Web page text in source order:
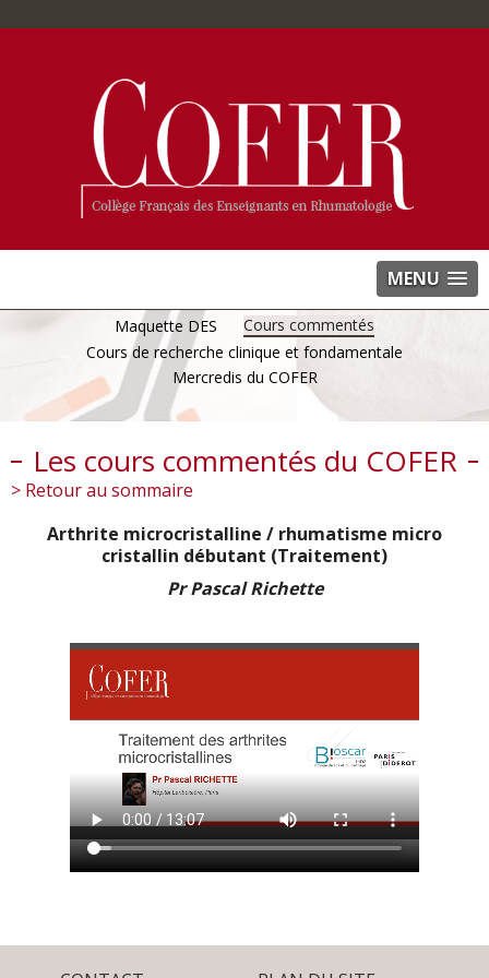
MENU
Maquette DES
Cours commentés
Cours de recherche clinique et fondamentale
Mercredis du COFER
Les cours commentés du COFER
> Retour au sommaire
Arthrite microcristalline / rhumatisme micro
cristallin débutant (Traitement)
Pr Pascal Richette